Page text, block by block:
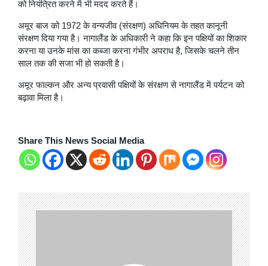
को नियंत्रित करने में भी मदद करते हैं।
अमूर बाज को 1972 के वन्यजीव (संरक्षण) अधिनियम के तहत कानूनी
संरक्षण दिया गया है। नागालैंड के अधिकारी ने कहा कि इन पक्षियों का शिकार
करना या उनके मांस का कब्जा करना गंभीर अपराध है, जिसके चलने तीन
साल तक की सजा भी हो सकती है।
अमूर फाल्कन और अन्य प्रवासी पक्षियों के संरक्षण से नागालैंड में पर्यटन को
बढ़ावा मिला है।
Share This News Social Media